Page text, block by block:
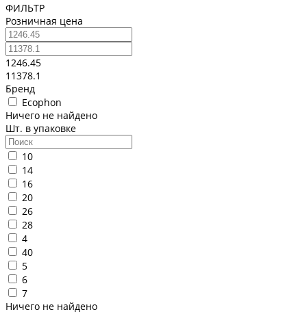
ФИЛЬТР
Розничная цена
1246.45
11378.1
Бренд
Ecophon
Ничего не найдено
Шт. в упаковке
10
14
16
20
26
28
4
40
5
6
7
Ничего не найдено